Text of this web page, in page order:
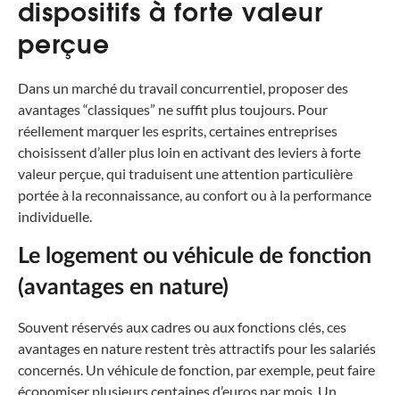
dispositifs à forte valeur
perçue
Dans un marché du travail concurrentiel, proposer des
avantages “classiques” ne suffit plus toujours. Pour
réellement marquer les esprits, certaines entreprises
choisissent d’aller plus loin en activant des leviers à forte
valeur perçue, qui traduisent une attention particulière
portée à la reconnaissance, au confort ou à la performance
individuelle.
Le logement ou véhicule de fonction
(avantages en nature)
Souvent réservés aux cadres ou aux fonctions clés, ces
avantages en nature restent très attractifs pour les salariés
concernés. Un véhicule de fonction, par exemple, peut faire
économiser plusieurs centaines d’euros par mois. Un